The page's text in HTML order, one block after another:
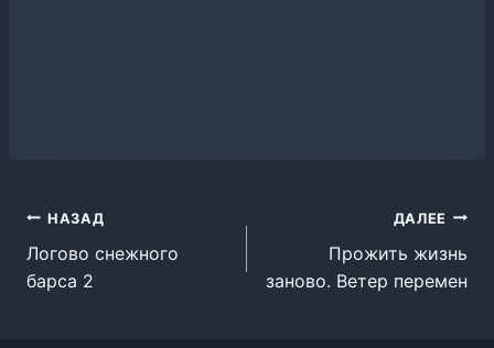
Навигация
по
НАЗАД
Логово снежного
барса 2
ДАЛЕЕ
Прожить жизнь
заново. Ветер перемен